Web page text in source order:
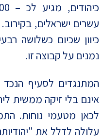
כיהודים, מגיע לכ –
עשרים ישראלים,
כיוון שכיום כשלושה
נמנים על קבוצה זו.
המתנגדים לסעיף
אינם בלי זיקה ממשית
לכאן מטעמי נוחות.
עלולה לדלל את